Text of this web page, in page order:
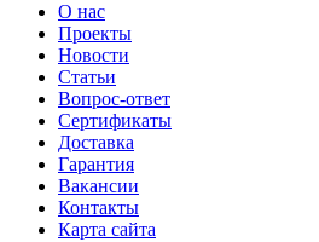
О нас
Проекты
Новости
Статьи
Вопрос-ответ
Сертификаты
Доставка
Гарантия
Вакансии
Контакты
Карта сайта